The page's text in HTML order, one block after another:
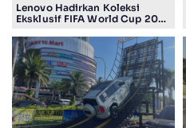
Lenovo Hadirkan Koleksi
Eksklusif FIFA World Cup 2026
Penggemar Teknologi dan
Sepak Bola